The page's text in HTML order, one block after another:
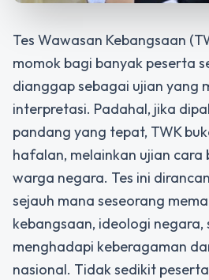
Tes Wawasan Kebangsaan
momok bagi banyak peserta
dianggap sebagai ujian yang
interpretasi. Padahal, jika
pandang yang tepat, TWK
hafalan, melainkan ujian cara
warga negara. Tes ini
sejauh mana seseorang
kebangsaan, ideologi negara,
menghadapi keberagaman
nasional. Tidak sedikit